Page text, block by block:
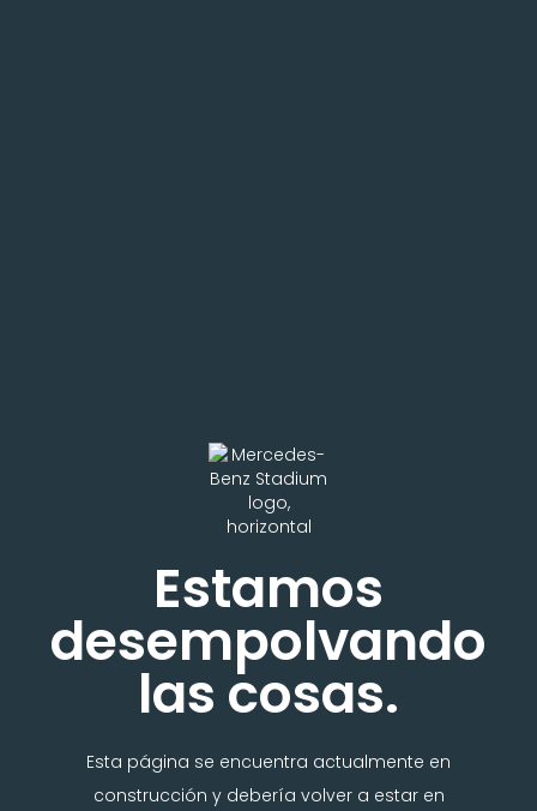
Estamos
desempolvando
las cosas.
Esta página se encuentra actualmente en
construcción y debería volver a estar en